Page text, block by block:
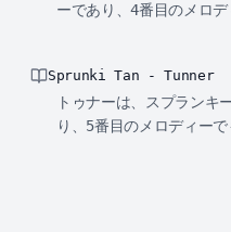
ーであり、4番目のメロデ
Sprunki Tan - Tunner
トゥナーは、スプランキ
り、5番目のメロディー